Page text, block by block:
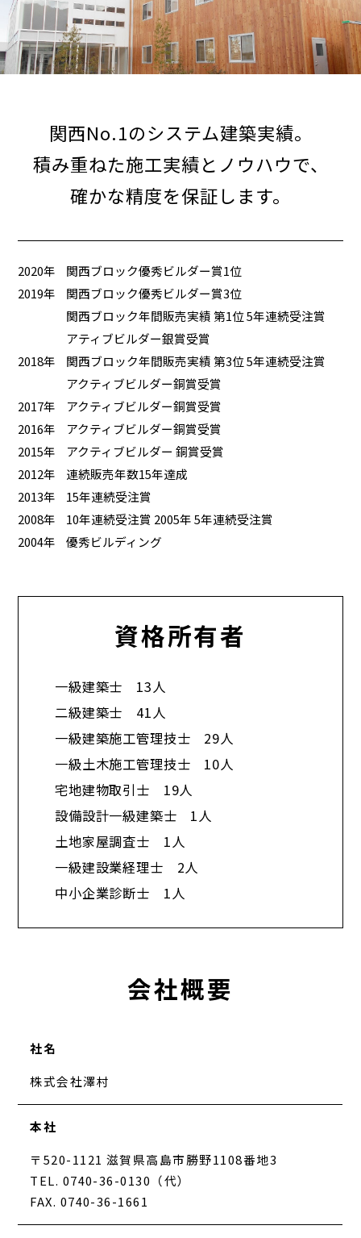
関西No.1のシステム建築実績。
積み重ねた施工実績とノウハウで、
確かな精度を保証します。
2020年
関西ブロック優秀ビルダー賞1位
2019年
関西ブロック優秀ビルダー賞3位
関西ブロック年間販売実績 第1位 5年連続受注賞
アティブビルダー銀賞受賞
2018年
関西ブロック年間販売実績 第3位 5年連続受注賞
アクティブビルダー銅賞受賞
2017年
アクティブビルダー銅賞受賞
2016年
アクティブビルダー銅賞受賞
2015年
アクティブビルダー 銅賞受賞
2012年
連続販売年数15年達成
2013年
15年連続受注賞
2008年
10年連続受注賞 2005年 5年連続受注賞
2004年
優秀ビルディング
資格所有者
一級建築士 13人
二級建築士 41人
一級建築施工管理技士 29人
一級土木施工管理技士 10人
宅地建物取引士 19人
設備設計一級建築士 1人
土地家屋調査士 1人
一級建設業経理士 2人
中小企業診断士 1人​
会社概要
社名
株式会社澤村
本社
〒520-1121 滋賀県高島市勝野1108番地3
TEL. 0740-36-0130（代）
FAX. 0740-36-1661